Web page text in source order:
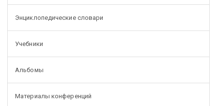
Энциклопедические словари
Учебники
Альбомы
Материалы конференций